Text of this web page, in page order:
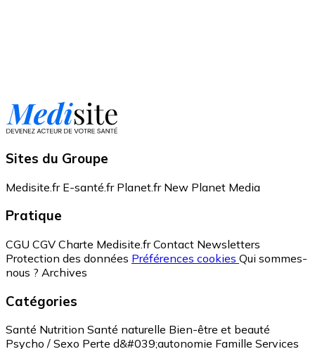
Sites du Groupe
Medisite.fr E-santé.fr Planet.fr New Planet Media
Pratique
CGU CGV Charte Medisite.fr Contact Newsletters
Protection des données Préférences cookies Qui sommes-
nous ? Archives
Catégories
Santé Nutrition Santé naturelle Bien-être et beauté
Psycho / Sexo Perte d&#039;autonomie Famille Services